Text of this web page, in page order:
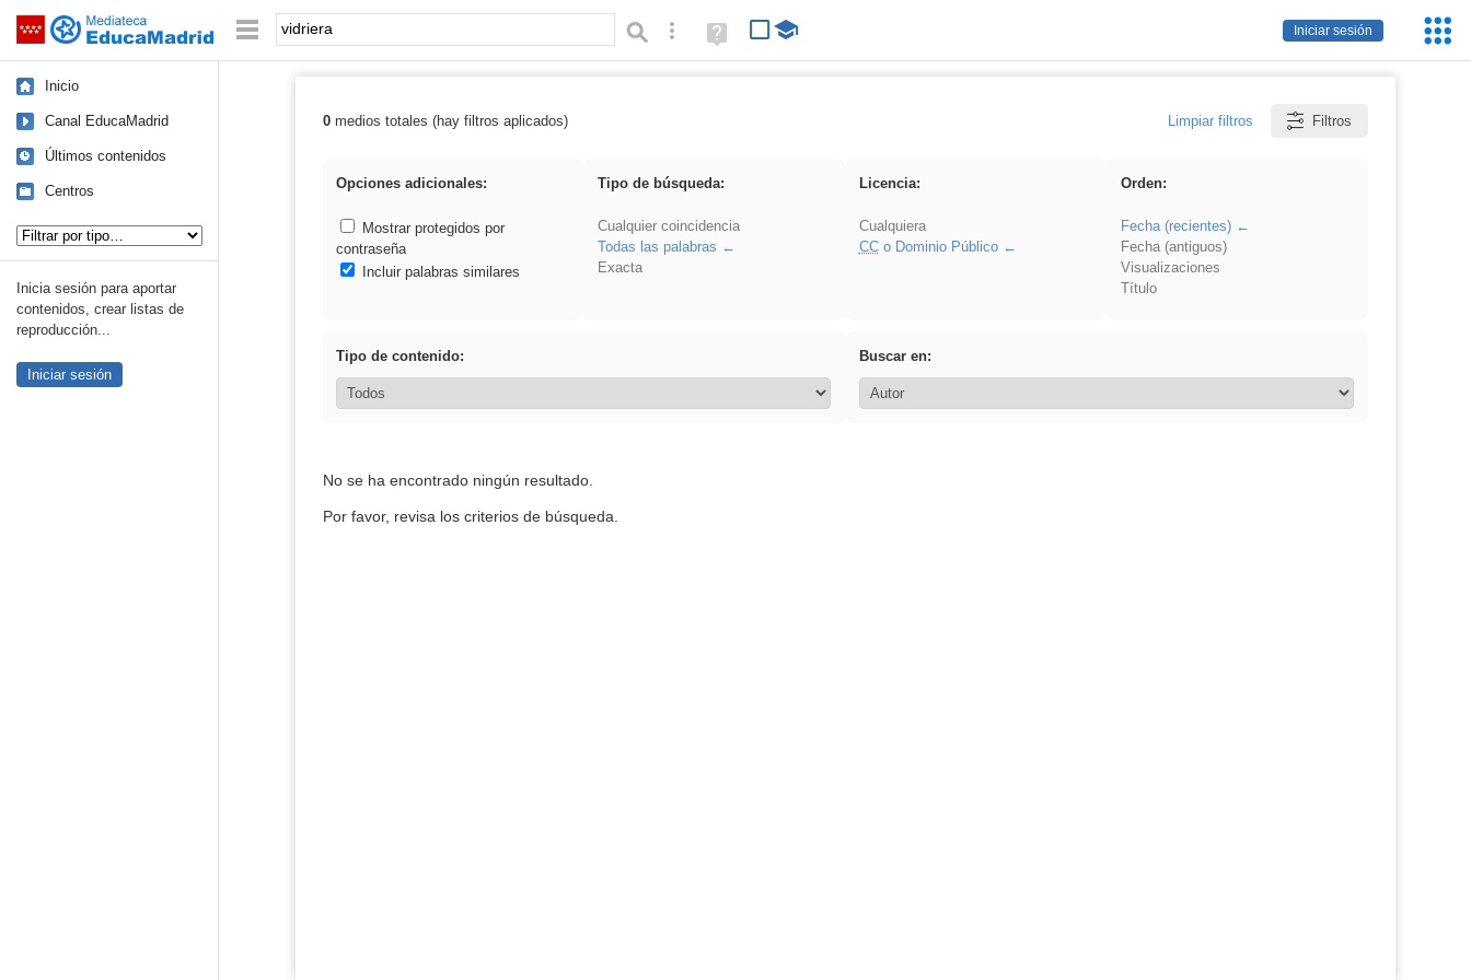
Saltar navegación
Iniciar sesión
Palabra o frase: Búsqueda avanzada
Ayuda
(en
Inicio
Canal EducaMadrid
Últimos contenidos
Centros
Inicia sesión para aportar
contenidos, crear listas de
reproducción...
Iniciar sesión
Resultados de: vidriera
0medios totales (hay filtros aplicados) Limpiar filtros Filtros
Opciones adicionales:
Mostrar protegidos por
contraseña
Incluir palabras similares
Tipo de búsqueda:
Cualquier coincidencia
Todas las palabras
Exacta
Licencia:
Cualquiera
CCo Dominio Público
Orden:
Fecha (recientes)
Fecha (antiguos)
Visualizaciones
Título
Tipo de contenido: Buscar en:
No se ha encontrado ningún resultado.
Por favor, revisa los criterios de búsqueda.